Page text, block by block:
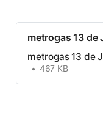
metrogas 13 de
metrogas 13 de
467 KB